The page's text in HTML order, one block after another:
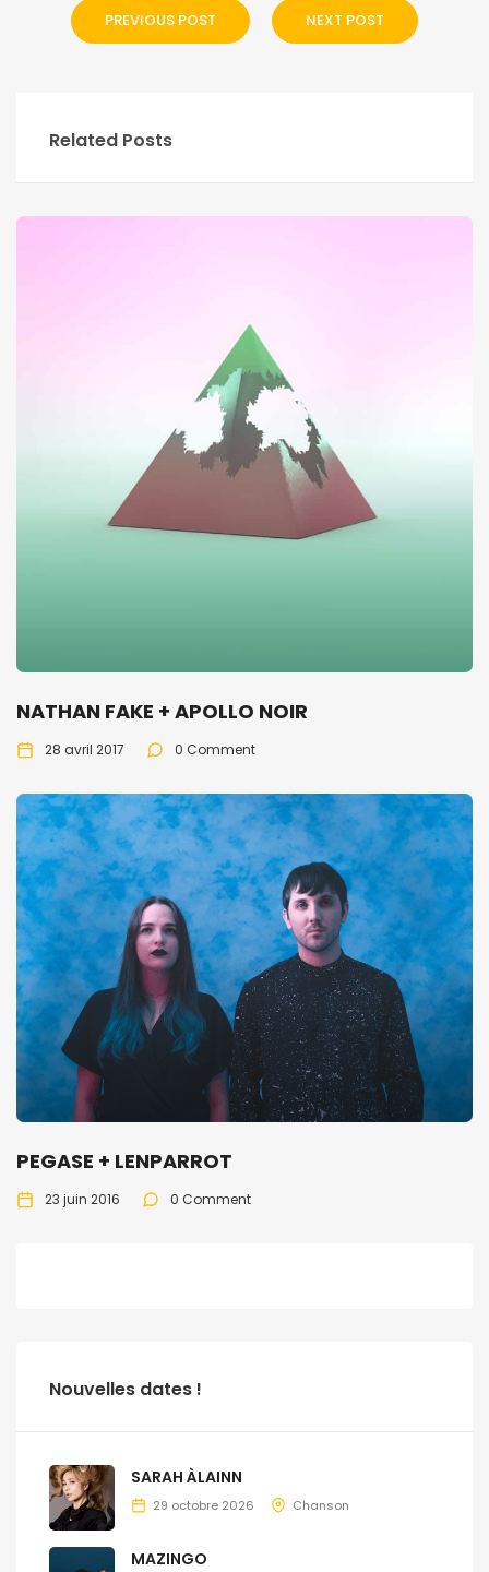
PREVIOUS POST NEXT POST
Related Posts
NATHAN FAKE + APOLLO NOIR
28 avril 2017 0 Comment
PEGASE + LENPARROT
23 juin 2016 0 Comment
Nouvelles dates !
SARAH ÀLAINN
29 octobre 2026 Chanson
MAZINGO